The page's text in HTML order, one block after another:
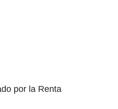
por la Renta